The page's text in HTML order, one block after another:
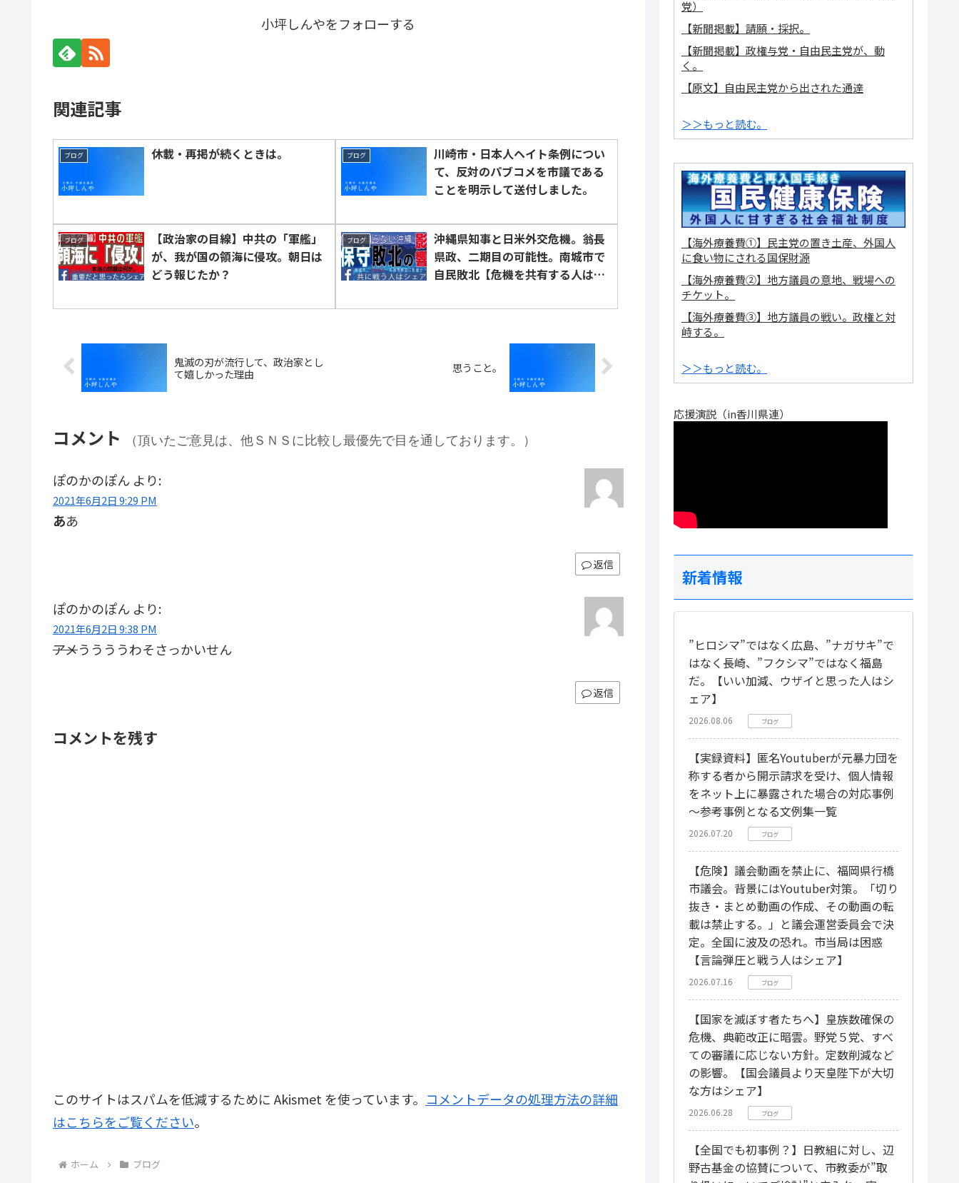
小坪しんやをフォローする
関連記事
ブログ 休載・再掲が続くときは。 ブログ
川崎市・日本人ヘイト条例につい
て、反対のパブコメを市議である
ことを明示して送付しました。
ブログ
【政治家の目線】中共の「軍艦」
が、我が国の領海に侵攻。朝日は
どう報じたか？
ブログ
沖縄県知事と日米外交危機。翁長
県政、二期目の可能性。南城市で
自民敗北【危機を共有する人はシ
鬼滅の刃が流行して、政治家とし
て嬉しかった理由
思うこと。
コメント （頂いたご意見は、他ＳＮＳに比較し最優先で目を通しております。）
ぽのかのぽん より:
2021年6月2日 9:29 PM
ああ
返信
ぽのかのぽん より:
2021年6月2日 9:38 PM
アメううううわそさっかいせん
返信
コメントを残す
このサイトはスパムを低減するために Akismet を使っています。 コメントデータの処理方法の詳細
はこちらをご覧ください。
ホーム ブログ
党）
【新聞掲載】請願・採択。
【新聞掲載】政権与党・自由民主党が、動
く。
【原文】自由民主党から出された通達
＞＞もっと読む。
【海外療養費①】民主党の置き土産、外国人
に食い物にされる国保財源
【海外療養費②】地方議員の意地、戦場への
チケット。
【海外療養費③】地方議員の戦い。政権と対
峙する。
＞＞もっと読む。
応援演説（in香川県連）
新着情報
”ヒロシマ”ではなく広島、”ナガサキ”で
はなく長崎、”フクシマ”ではなく福島
だ。【いい加減、ウザイと思った人はシ
ェア】
2026.08.06 ブログ
【実録資料】匿名Youtuberが元暴力団を
称する者から開示請求を受け、個人情報
をネット上に暴露された場合の対応事例
～参考事例となる文例集一覧
2026.07.20 ブログ
【危険】議会動画を禁止に、福岡県行橋
市議会。背景にはYoutuber対策。「切り
抜き・まとめ動画の作成、その動画の転
載は禁止する。」と議会運営委員会で決
定。全国に波及の恐れ。市当局は困惑
【言論弾圧と戦う人はシェア】
2026.07.16 ブログ
【国家を滅ぼす者たちへ】皇族数確保の
危機、典範改正に暗雲。野党５党、すべ
ての審議に応じない方針。定数削減など
の影響。【国会議員より天皇陛下が大切
な方はシェア】
2026.06.28 ブログ
【全国でも初事例？】日教組に対し、辺
野古基金の協賛について、市教委が”取